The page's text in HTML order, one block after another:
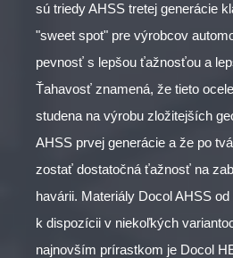
sú triedy AHSS tretej generácie
"sweet spot" pre výrobcov
pevnosť s lepšou ťažnosťou a
Ťahavosť znamená, že tieto
studena na výrobu zložitejších
AHSS prvej generácie a že po
zostať dostatočná ťažnosť na
havárii. Materiály Docol AHSS
k dispozícii v niekoľkých
najnovším prírastkom je Docol